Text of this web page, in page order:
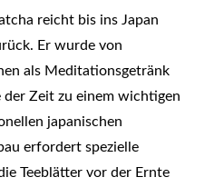
reicht bis ins Japan
Er wurde von
als Meditationsgetränk
Zeit zu einem wichtigen
japanischen
erfordert spezielle
Teeblätter vor der Ernte